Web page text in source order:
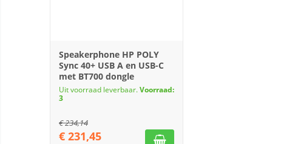
Speakerphone HP POLY
Sync 40+ USB A en USB-C
met BT700 dongle
Uit voorraad leverbaar.Voorraad:
3
€234,14
€ 231,45